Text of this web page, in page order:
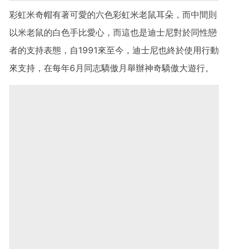
彩虹米奇帽有著可愛的六色彩虹米老鼠耳朵，而中間則
以米老鼠的白色手比愛心，而這也是迪士尼對於同性戀
者的支持表態，自1991來至今，迪士尼也終於使用行動
來支持，在每年6月同志驕傲月舉辦神奇驕傲大遊行。